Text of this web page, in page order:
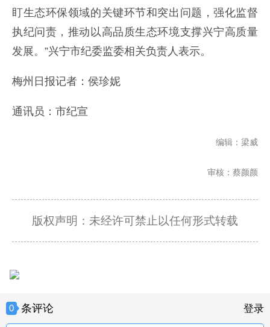
盯生态环保领域的关键环节和突出问题，强化监督
执纪问责，推动以高品质生态环境支撑兴宁高质量
发展。”兴宁市纪委监委相关负责人表示。
梅州日报记者：侯珍妮
通讯员：市纪宣
编辑：梁威
审核：蔡颜颜
版权声明：未经许可禁止以任何形式转载
0 条评论 登录